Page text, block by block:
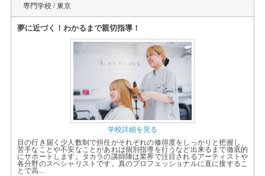
専門学校 /東京
夢に近づく！わかるまで親切指導！
学校詳細を見る
目の行き届く少人数制で担任がそれぞれの修得度をしっかりと把握し、
苦手なことや不安なことがあれば個別指導を行うなど出来るまで徹底的
にサポートします。タカラの講師陣は業界で注目されるアーティストや
各分野のスペシャリストです。真のプロフェッショナルに直に接するこ
とで高...